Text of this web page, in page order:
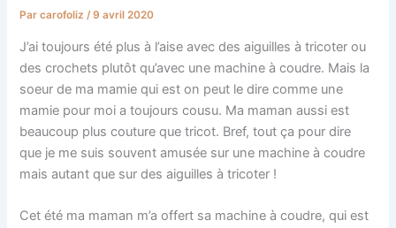
Parcarofoliz/9 avril 2020
J’ai toujours été plus à l’aise avec des aiguilles à tricoter ou
des crochets plutôt qu’avec une machine à coudre. Mais la
soeur de ma mamie qui est on peut le dire comme une
mamie pour moi a toujours cousu. Ma maman aussi est
beaucoup plus couture que tricot. Bref, tout ça pour dire
que je me suis souvent amusée sur une machine à coudre
mais autant que sur des aiguilles à tricoter !
Cet été ma maman m’a offert sa machine à coudre, qui est